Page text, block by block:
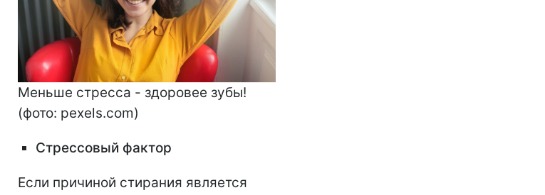
Меньше стресса - здоровее зубы!
(фото: pexels.com)
Стрессовый фактор
Если причиной стирания является